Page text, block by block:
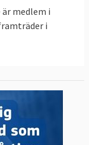
medlem i
i